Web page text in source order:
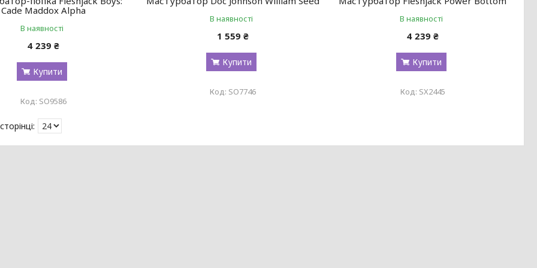
Cade Maddox Alpha
В наявності
4 239 ₴
Купити
SO9586
В наявності
1 559 ₴
Купити
SO7746
В наявності
4 239 ₴
Купити
SX2445